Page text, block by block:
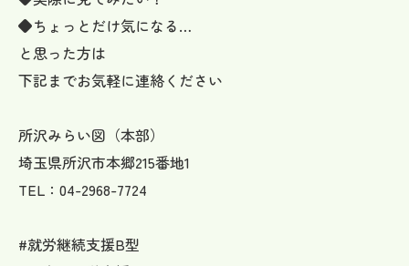
◆ちょっとだけ気になる…
と思った方は
下記までお気軽に連絡ください
所沢みらい図（本部）
埼玉県所沢市本郷215番地1
TEL：04-2968-7724
#就労継続支援B型